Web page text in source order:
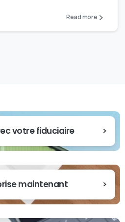
Read more
votre fiduciaire
maintenant